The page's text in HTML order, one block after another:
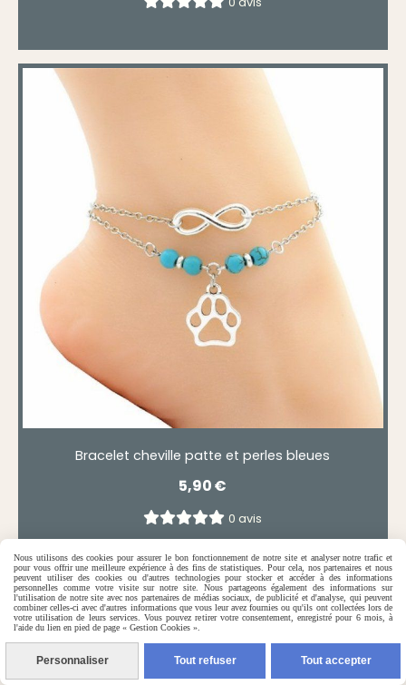
Bracelet cheville patte et perles bleues
5,90€
0 avis
Nous utilisons des cookies pour assurer le bon fonctionnement de notre site et analyser notre trafic et
pour vous offrir une meilleure expérience à des fins de statistiques. Pour cela, nos partenaires et nous
peuvent utiliser des cookies ou d'autres technologies pour stocker et accéder à des informations
personnelles comme votre visite sur notre site. Nous partageons également des informations sur
l'utilisation de notre site avec nos partenaires de médias sociaux, de publicité et d'analyse, qui peuvent
combiner celles-ci avec d'autres informations que vous leur avez fournies ou qu'ils ont collectées lors de
votre utilisation de leurs services. Vous pouvez retirer votre consentement, enregistré pour 6 mois, à
l'aide du lien en pied de page « Gestion Cookies ».
Personnaliser Tout refuser Tout accepter